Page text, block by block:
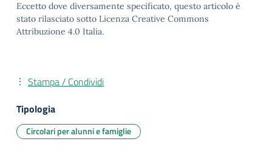
Eccetto dove diversamente specificato, questo articolo è
stato rilasciato sotto Licenza Creative Commons
Attribuzione 4.0 Italia.
Stampa / Condividi
Tipologia
Circolari per alunni e famiglie